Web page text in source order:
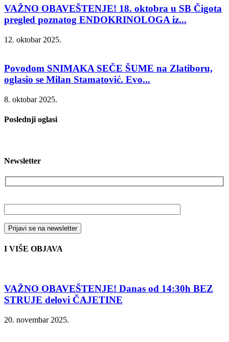
VAŽNO OBAVEŠTENJE! 18. oktobra u SB Čigota
pregled poznatog ENDOKRINOLOGA iz...
12. oktobar 2025.
Povodom SNIMAKA SEČE ŠUME na Zlatiboru,
oglasio se Milan Stamatović. Evo...
8. oktobar 2025.
Poslednji oglasi
Newsletter
I VIŠE OBJAVA
VAŽNO OBAVEŠTENJE! Danas od 14:30h BEZ
STRUJE delovi ČAJETINE
20. novembar 2025.